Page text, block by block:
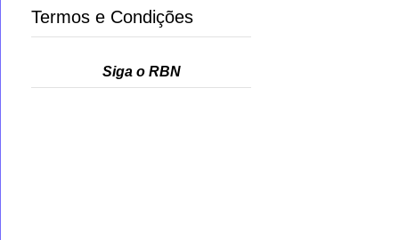
Termos e Condições
Siga o RBN